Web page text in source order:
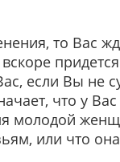
то Вас
если Вы не
что у
молодой
или что